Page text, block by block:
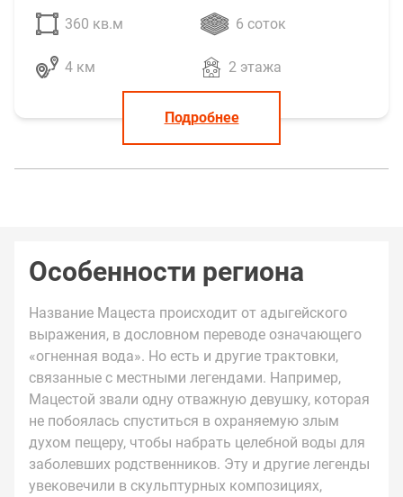
360 кв.м 6 соток
4 км 2 этажа
Подробнее
Особенности региона
Название Мацеста происходит от адыгейского
выражения, в дословном переводе означающего
«огненная вода». Но есть и другие трактовки,
связанные с местными легендами. Например,
Мацестой звали одну отважную девушку, которая
не побоялась спуститься в охраняемую злым
духом пещеру, чтобы набрать целебной воды для
заболевших родственников. Эту и другие легенды
увековечили в скульптурных композициях,